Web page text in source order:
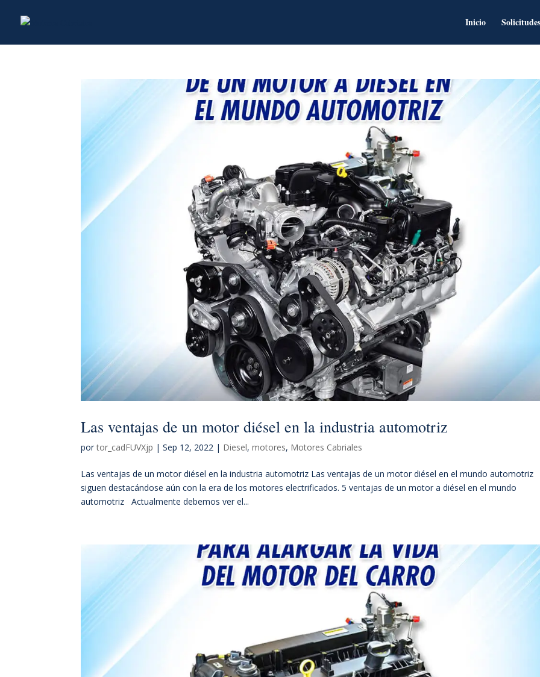
Inicio Solicitudes
Las ventajas de un motor diésel en la industria automotriz
portor_cadFUVXjp |Sep 12, 2022 | Diesel,motores, Motores Cabriales
Las ventajas de un motor diésel en la industria automotriz Las ventajas de un motor diésel en el mundo automotriz
siguen destacándose aún con la era de los motores electrificados. 5 ventajas de un motor a diésel en el mundo
automotriz Actualmente debemos ver el...